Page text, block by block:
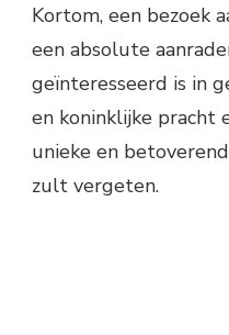
Kortom, een bezoek
een absolute
geïnteresseerd is in
en koninklijke pracht
unieke en
zult vergeten.